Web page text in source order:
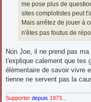
me pose plus de
sites complotistes peut
Mais arrêtez de jouer à
n'êtes pas foutus de
Non Joe, il ne prend pas
t'explique calement que tes
élémentaire de savoir vivre
tienne ne servent pas la
Supporter depuis 1973...